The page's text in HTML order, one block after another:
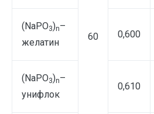
60
(NaPO3)n–
желатин
0,600
(NаPO3)n–
унифлок
0,610